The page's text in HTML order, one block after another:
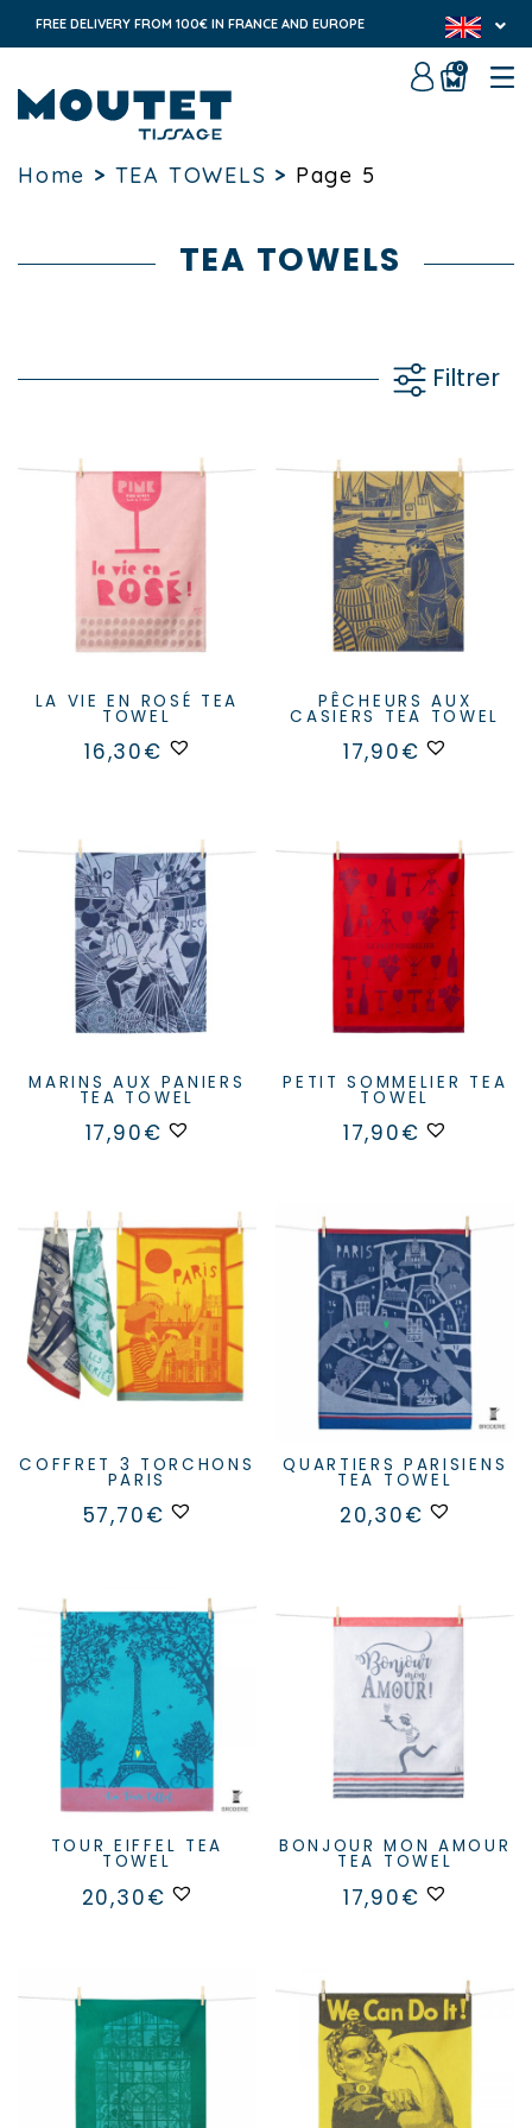
FREE DELIVERY FROM 100€ IN FRANCE AND EUROPE
0
Home > TEA TOWELS > Page 5
TEA TOWELS
Filtrer
LA VIE EN ROSÉ TEA
TOWEL
16,30€
PÊCHEURS AUX
CASIERS TEA TOWEL
17,90€
MARINS AUX PANIERS
TEA TOWEL
17,90€
PETIT SOMMELIER TEA
TOWEL
17,90€
COFFRET 3 TORCHONS
PARIS
57,70€
QUARTIERS PARISIENS
TEA TOWEL
20,30€
TOUR EIFFEL TEA
TOWEL
20,30€
BONJOUR MON AMOUR
TEA TOWEL
17,90€